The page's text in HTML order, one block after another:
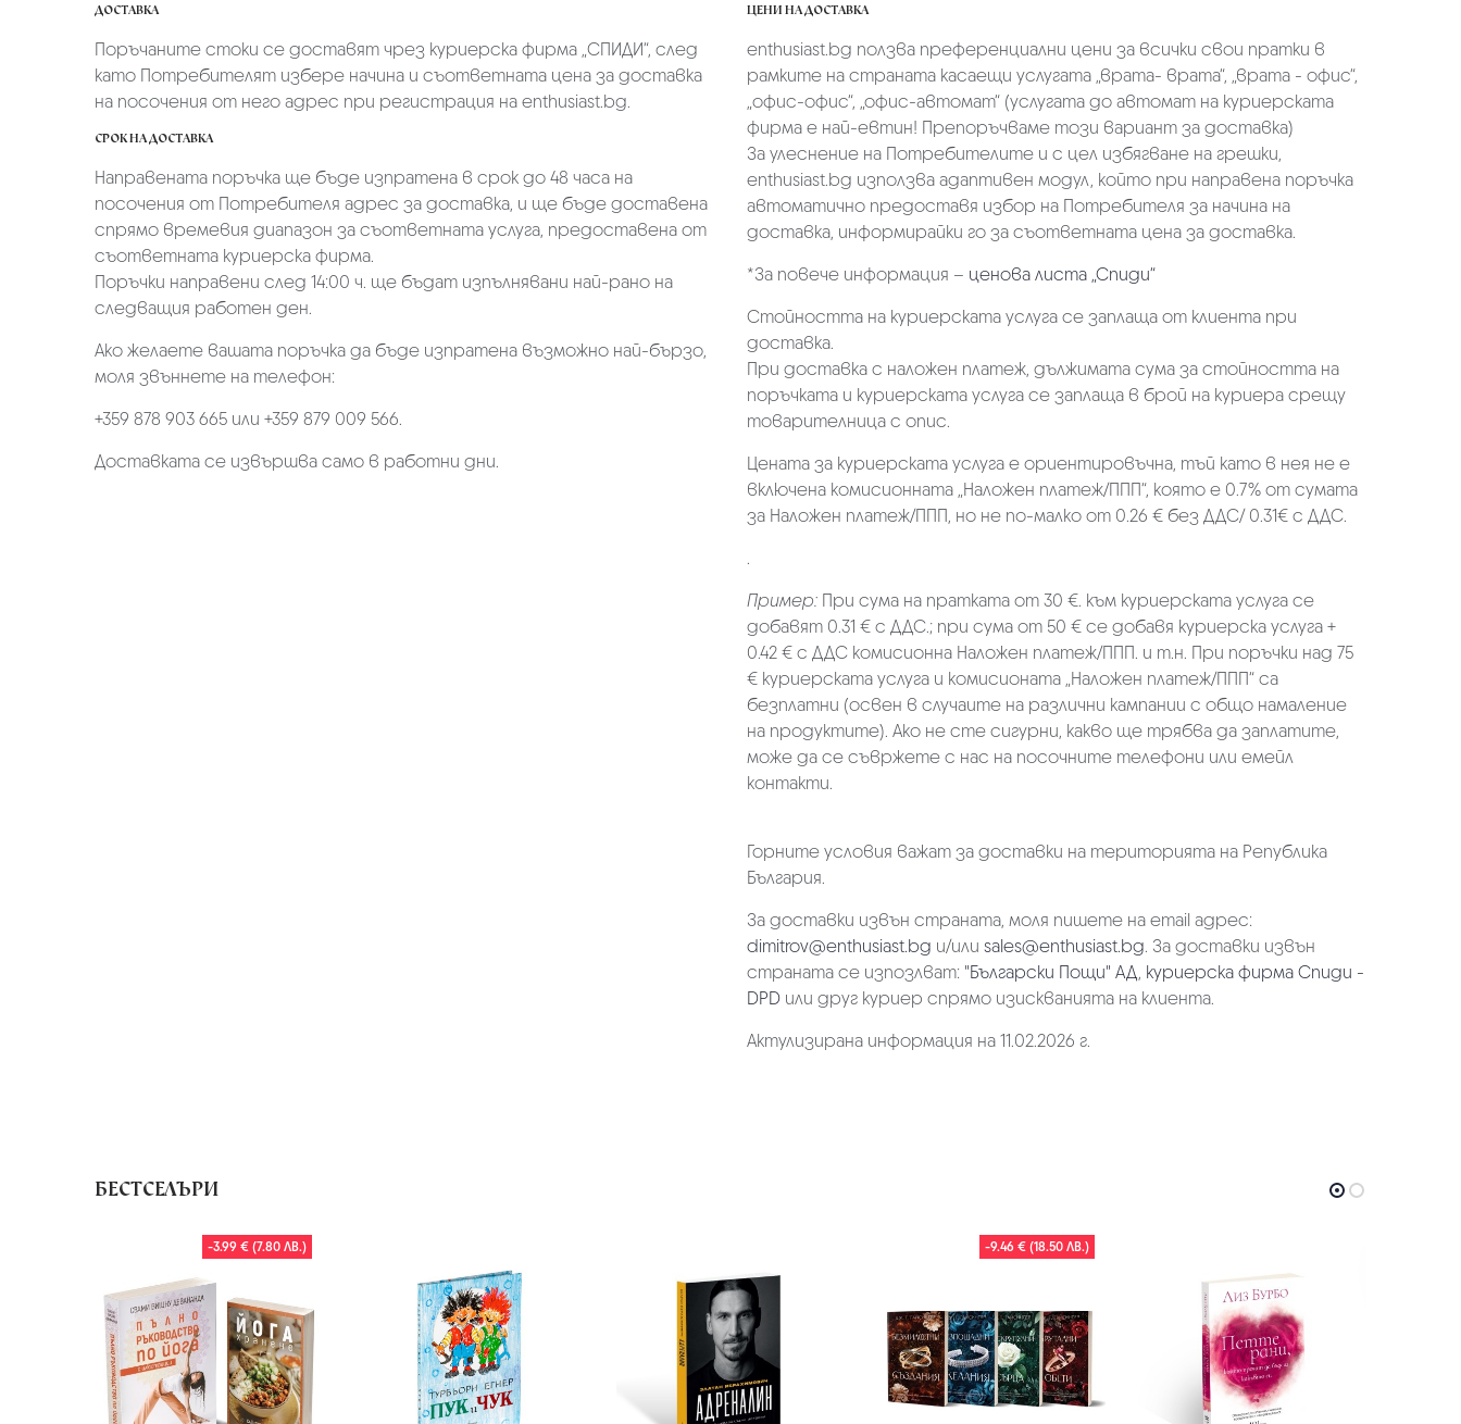
ДОСТАВКА
Поръчаните стоки се доставят чрез куриерскa фирмa „СПИДИ“, след
като Потребителят избере начина и съответната цена за доставка
на посочения от него адрес при регистрация на enthusiast.bg.
СРОК НА ДОСТАВКА
Направената поръчка ще бъде изпратена в срок до 48 часа на
посочения от Потребителя адрес за доставка, и ще бъде доставена
спрямо времевия диапазон за съответната услуга, предоставена от
съответната куриерска фирма.
Поръчки направени след 14:00 ч. ще бъдат изпълнявани най-рано на
следващия работен ден.
Ако желаете вашата поръчка да бъде изпратена възможно най-бързо,
моля звъннете на телефон:
+359 878 903 665 или +359 879 009 566.
Доставката се извършва само в работни дни.
ЦЕНИ НА ДОСТАВКА
enthusiast.bg ползва преференциални цени за всички свои пратки в
рамките на страната касаещи услугата „врата- врата“, „врата - офис“,
„oфис-офис“, „офис-автомат“ (услугата до автомат на куриерската
фирма е най-евтин! Препоръчваме този вариант за доставка)
За улеснение на Потребителите и с цел избягване на грешки,
enthusiast.bg използва адаптивен модул, който при направена поръчка
автоматично предоставя избор на Потребителя за начина на
доставка, информирайки го за съответната цена за доставка.
*За повече информация – ценова листа „Спиди“
Стойността на куриерската услуга се заплаща от клиента при
доставка.
При доставка с наложен платеж, дължимата сума за стойността на
поръчката и куриерската услуга се заплаща в брой на куриера срещу
товарителница с опис.
Цената за куриерската услуга е ориентировъчна, тъй като в нея не е
включена комисионната „Наложен платеж/ППП“, която е 0.7% от сумата
за Наложен платеж/ППП, но не по-малко от 0.26 € без ДДС/ 0.31€ с ДДС.
.
Пример: При сума на пратката от 30 €. към куриерската услуга се
добавят 0.31 € с ДДС.; при сума от 50 € се добавя куриерска услуга +
0.42 € с ДДС комисионна Наложен платеж/ППП. и т.н. При поръчки над 75
€ куриерската услуга и комисионата „Наложен платеж/ППП“ са
безплатни (освен в случаите на различни кампании с общо намаление
на продуктите). Ако не сте сигурни, какво ще трябва да заплатите,
може да се съвржете с нас на посочните телефони или емейл
контакти.
Горните условия важат за доставки на територията на Република
България.
За доставки извън страната, моля пишете на email адрес:
dimitrov@enthusiast.bg и/или sales@enthusiast.bg. За доставки извън
страната се изпозлват: "Български Пощи" АД, куриерска фирма Спиди -
DPD или друг куриер спрямо изискванията на клиента.
Актулизирана информация на 11.02.2026 г.
БЕСТСЕЛЪРИ
-3.99 € (7.80 ЛВ.) -9.46 € (18.50 ЛВ.)